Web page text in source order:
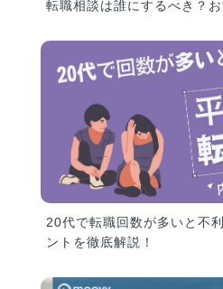
転職相談は誰にするべき？
20代で転職回数が多いと不
ントを徹底解説！